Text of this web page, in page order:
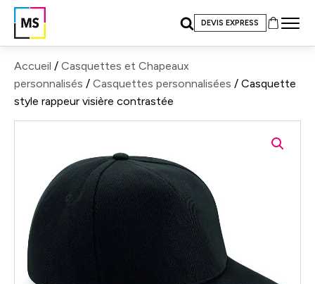
DEVIS EXPRESS
Accueil / Casquettes et Chapeaux
personnalisés / Casquettes personnalisées / Casquette
style rappeur visière contrastée